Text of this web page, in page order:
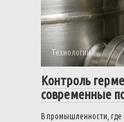
Технологии
Контроль
современные
В промышленности, где